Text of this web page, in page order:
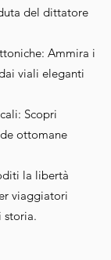
del dittatore
Ammira i
viali eleganti
Scopri
ottomane
la libertà
viaggiatori
storia.